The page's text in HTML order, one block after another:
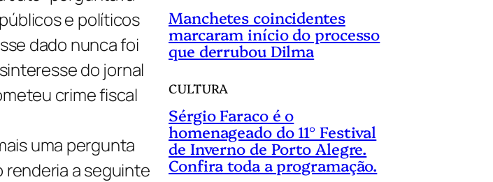
e políticos
dado nunca foi
do jornal
crime fiscal
uma pergunta
a seguinte
Manchetes coincidentes
marcaram início do processo
que derrubou Dilma
CULTURA
Sérgio Faraco é o
homenageado do 11° Festival
de Inverno de Porto Alegre.
Confira toda a programação.